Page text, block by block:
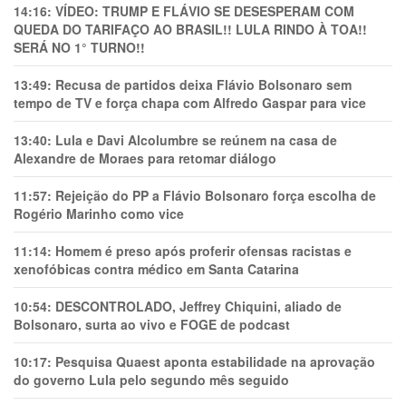
14:16: VÍDEO: TRUMP E FLÁVIO SE DESESPERAM COM
QUEDA DO TARIFAÇO AO BRASIL!! LULA RINDO À TOA!!
SERÁ NO 1° TURNO!!
13:49: Recusa de partidos deixa Flávio Bolsonaro sem
tempo de TV e força chapa com Alfredo Gaspar para vice
13:40: Lula e Davi Alcolumbre se reúnem na casa de
Alexandre de Moraes para retomar diálogo
11:57: Rejeição do PP a Flávio Bolsonaro força escolha de
Rogério Marinho como vice
11:14: Homem é preso após proferir ofensas racistas e
xenofóbicas contra médico em Santa Catarina
10:54: DESCONTROLADO, Jeffrey Chiquini, aliado de
Bolsonaro, surta ao vivo e FOGE de podcast
10:17: Pesquisa Quaest aponta estabilidade na aprovação
do governo Lula pelo segundo mês seguido